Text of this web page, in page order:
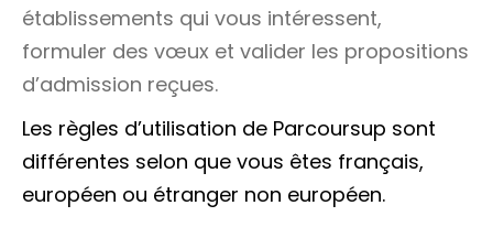
établissements qui vous intéressent,
formuler des vœux et valider les propositions
d’admission reçues.
Les règles d’utilisation de Parcoursup sont
différentes selon que vous êtes français,
européen ou étranger non européen.